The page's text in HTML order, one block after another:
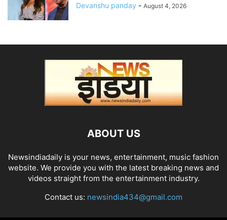
Devanshu panday - August 4, 2026
ABOUT US
Newsindiadaily is your news, entertainment, music fashion
website. We provide you with the latest breaking news and
videos straight from the entertainment industry.
Contact us: newsindia434@gmail.com